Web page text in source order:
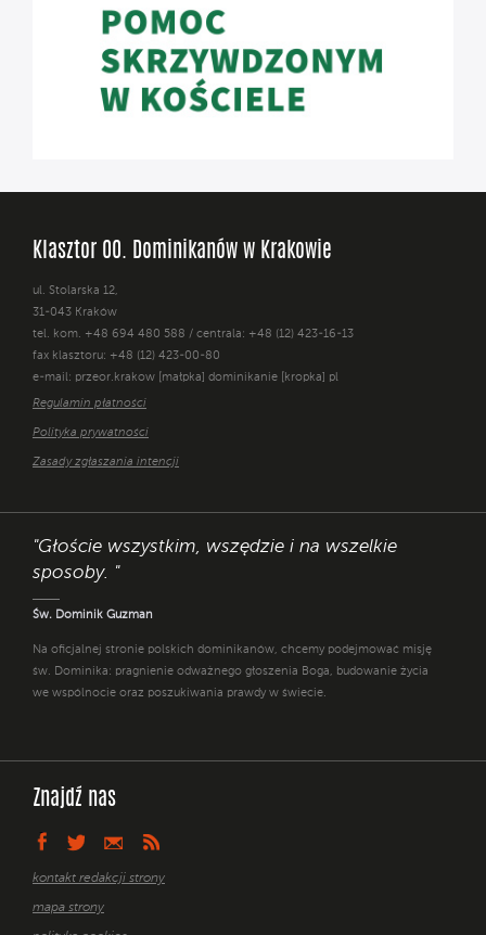
Klasztor OO. Dominikanów w Krakowie
ul. Stolarska 12,
31-043 Kraków
tel. kom. +48 694 480 588 / centrala: +48 (12) 423-16-13
fax klasztoru: +48 (12) 423-00-80
e-mail: przeor.krakow [małpka] dominikanie [kropka] pl
Regulamin płatności
Polityka prywatności
Zasady zgłaszania intencji
"Głoście wszystkim, wszędzie i na wszelkie
sposoby. "
Św. Dominik Guzman
Na oficjalnej stronie polskich dominikanów, chcemy podejmować misję
św. Dominika: pragnienie odważnego głoszenia Boga, budowanie życia
we wspólnocie oraz poszukiwania prawdy w świecie.
Znajdź nas
kontakt redakcji strony
mapa strony